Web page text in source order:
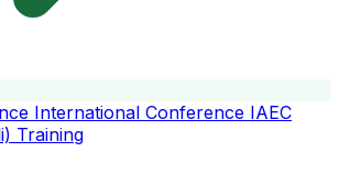
International Conference IAEC
Training